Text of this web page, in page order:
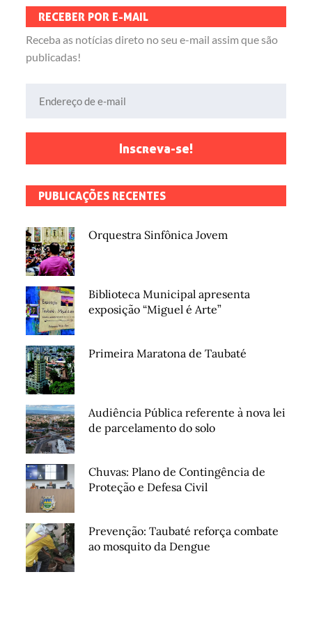
RECEBER POR E-MAIL
Receba as notícias direto no seu e-mail assim que são
publicadas!
Inscreva-se!
PUBLICAÇÕES RECENTES
Orquestra Sinfônica Jovem
Biblioteca Municipal apresenta
exposição “Miguel é Arte”
Primeira Maratona de Taubaté
Audiência Pública referente à nova lei
de parcelamento do solo
Chuvas: Plano de Contingência de
Proteção e Defesa Civil
Prevenção: Taubaté reforça combate
ao mosquito da Dengue